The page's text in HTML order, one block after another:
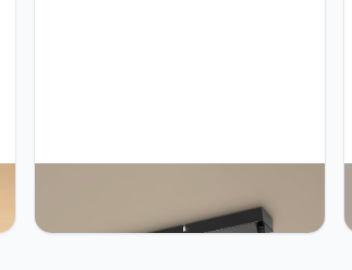
draaibaar, moderne plafondlamp, 3
lampen, GU10, zwart, led-wandlamp